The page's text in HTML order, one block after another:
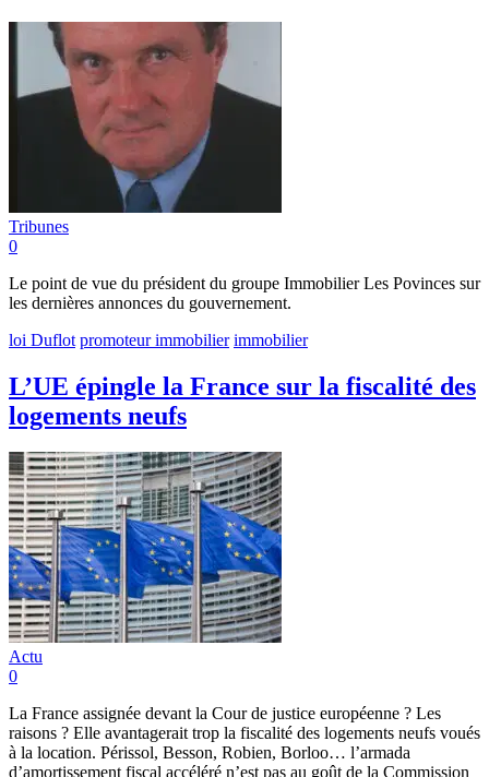
Tribunes
0
Le point de vue du président du groupe Immobilier Les Povinces sur
les dernières annonces du gouvernement.
loi Duflot promoteur immobilier immobilier
L’UE épingle la France sur la fiscalité des
logements neufs
Actu
0
La France assignée devant la Cour de justice européenne ? Les
raisons ? Elle avantagerait trop la fiscalité des logements neufs voués
à la location. Périssol, Besson, Robien, Borloo… l’armada
d’amortissement fiscal accéléré n’est pas au goût de la Commission